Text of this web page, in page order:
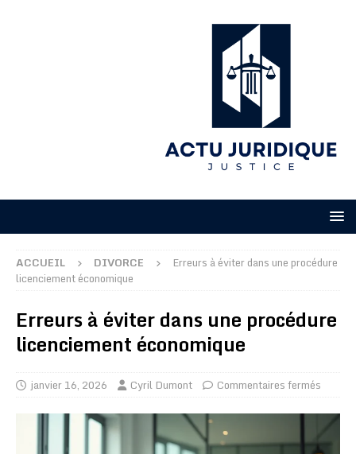
ACCUEIL DIVORCE
Erreurs à éviter dans une procédure
licenciement économique
Erreurs à éviter dans une procédure
licenciement économique
janvier 16, 2026 Cyril Dumont Commentaires fermés